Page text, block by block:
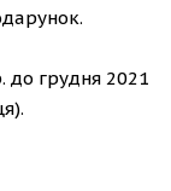
до грудня 2021